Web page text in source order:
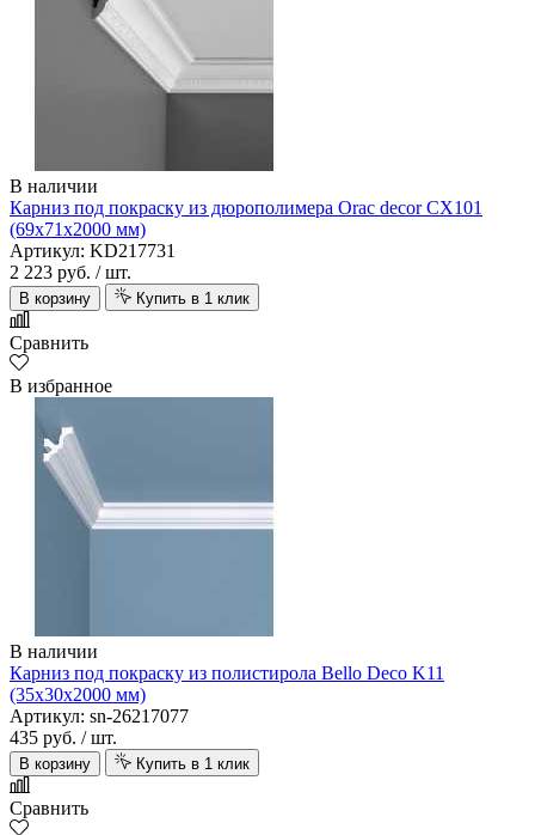
В наличии
Карниз под покраску из дюрополимера Orac decor CX101
(69х71х2000 мм)
Артикул: KD217731
2 223 руб. / шт.
В корзину Купить в 1 клик
Сравнить
В избранное
В наличии
Карниз под покраску из полистирола Bello Deco K11
(35х30х2000 мм)
Артикул: sn-26217077
435 руб. / шт.
В корзину Купить в 1 клик
Сравнить